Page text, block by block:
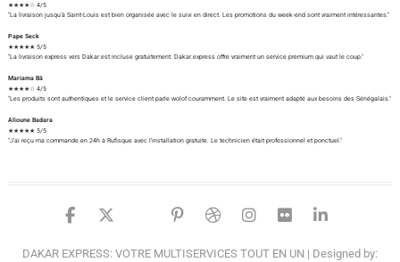
★★★★☆ 4/5
"La livraison jusqu'à Saint-Louis est bien organisée avec le suivi en direct. Les promotions du week-end sont vraiment intéressantes."
Pape Seck
★★★★★ 5/5
"La livraison express vers Dakar est incluse gratuitement. Dakar.express offre vraiment un service premium qui vaut le coup."
Mariama Bâ
★★★★☆ 4/5
"Les produits sont authentiques et le service client parle wolof couramment. Le site est vraiment adapté aux besoins des Sénégalais."
Alioune Badara
★★★★★ 5/5
"J'ai reçu ma commande en 24h à Rufisque avec l'installation gratuite. Le technicien était professionnel et ponctuel."
facebook
twitter
google
pinterest
dribbble
instagram
flickr
DAKAR EXPRESS: VOTRE MULTISERVICES TOUT EN UN | Designed by: